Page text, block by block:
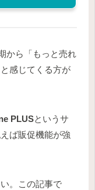
から「もっと売れ
感じてくる方が
PLUSというサ
ば販促機能が強
。この記事で